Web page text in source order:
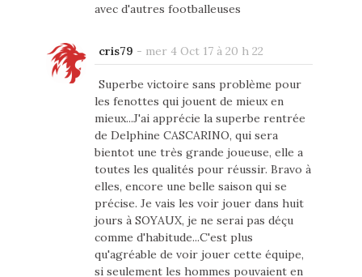
avec d'autres footballeuses
cris79 - mer 4 Oct 17 à 20 h 22
Superbe victoire sans problème pour
les fenottes qui jouent de mieux en
mieux...J'ai apprécie la superbe rentrée
de Delphine CASCARINO, qui sera
bientot une très grande joueuse, elle a
toutes les qualités pour réussir. Bravo à
elles, encore une belle saison qui se
précise. Je vais les voir jouer dans huit
jours à SOYAUX, je ne serai pas déçu
comme d'habitude...C'est plus
qu'agréable de voir jouer cette équipe,
si seulement les hommes pouvaient en